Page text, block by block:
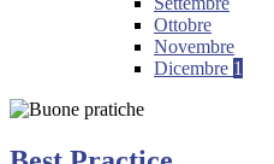
Ottobre
Novembre
Dicembre 1